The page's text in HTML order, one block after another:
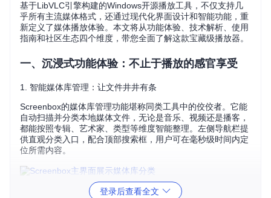
基于LibVLC引擎构建的Windows开源播放工具，不仅支持几
乎所有主流媒体格式，还通过现代化界面设计和智能功能，重
新定义了媒体播放体验。本文将从功能体验、技术解析、使用
指南和社区生态四个维度，带您全面了解这款宝藏级播放器。
一、沉浸式功能体验：不止于播放的感官享受
1. 智能媒体库管理：让文件井井有条
Screenbox的媒体库管理功能堪称同类工具中的佼佼者。它能
自动扫描并分类本地媒体文件，无论是音乐、视频还是播客，
都能按照专辑、艺术家、类型等维度智能整理。左侧导航栏提
供直观分类入口，配合顶部搜索框，用户可在毫秒级时间内定
位所需内容。
图1：Screenbox主界面 - 深色模式下的媒体库分类展示，Win
dows播放器的直观导航设计让内容访问更高效
登录后查看全文